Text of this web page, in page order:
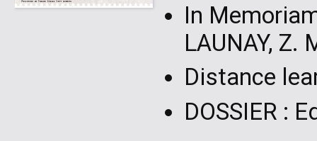
In
LAUNAY, Z.
Distance
DOSSIER :